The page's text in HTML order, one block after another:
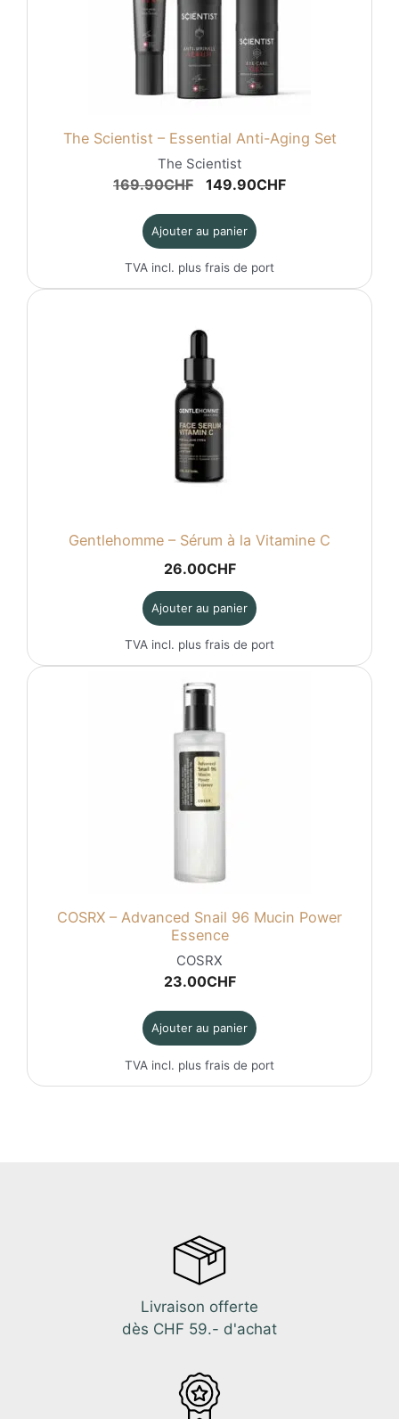
The Scientist – Essential Anti-Aging Set
The Scientist
169.90CHF
Le
initial
était :
169.90CHF.
149.90CHFLe
Ajouter au panier
TVA incl. plus frais de port
Gentlehomme – Sérum à la Vitamine C
26.00CHF
Ajouter au panier
TVA incl. plus frais de port
COSRX – Advanced Snail 96 Mucin Power
Essence
COSRX
23.00CHF
Ajouter au panier
TVA incl. plus frais de port
Livraison offerte
dès CHF 59.- d'achat